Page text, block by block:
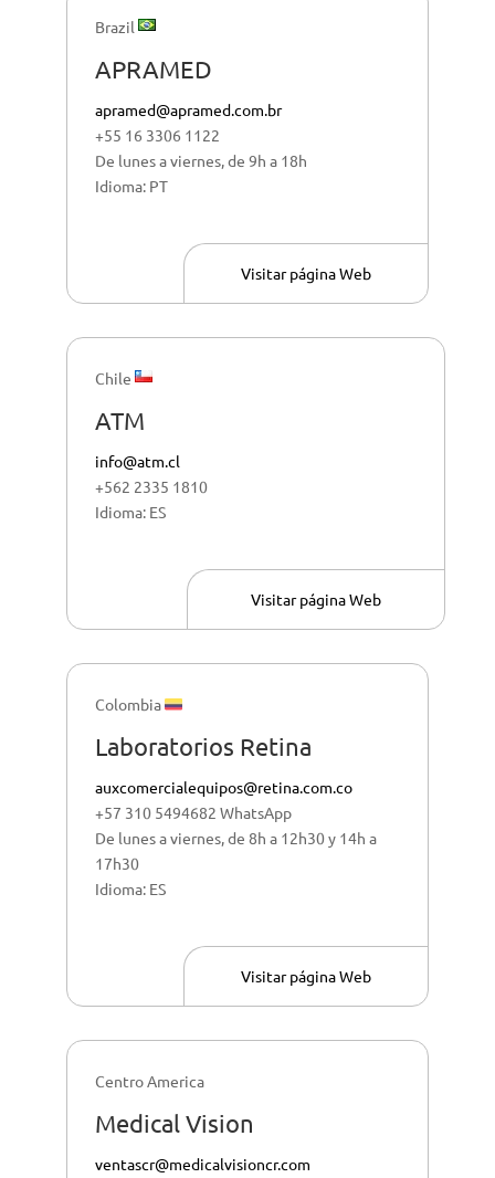
Brazil
APRAMED
apramed@apramed.com.br
+55 16 3306 1122
De lunes a viernes, de 9h a 18h
Idioma: PT
Visitar página Web
Chile
ATM
info@atm.cl
+562 2335 1810
Idioma: ES
Visitar página Web
Colombia
Laboratorios Retina
auxcomercialequipos@retina.com.co
+57 310 5494682 WhatsApp
De lunes a viernes, de 8h a 12h30 y 14h a
17h30
Idioma: ES
Visitar página Web
Centro America
Medical Vision
ventascr@medicalvisioncr.com